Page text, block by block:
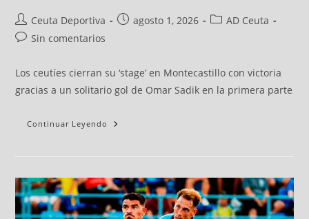
Ceuta Deportiva agosto 1, 2026
AD Ceuta
Sin comentarios
Los ceutíes cierran su ‘stage’ en Montecastillo con victoria
gracias a un solitario gol de Omar Sadik en la primera parte
Continuar Leyendo